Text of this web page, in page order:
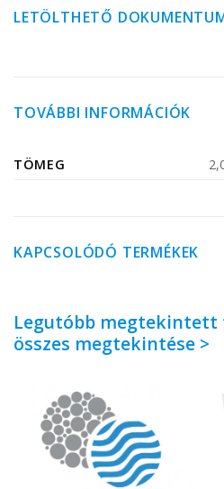
LETÖLTHETŐ
TOVÁBBI INFORMÁCIÓK
TÖMEG
KAPCSOLÓDÓ TERMÉKEK
Legutóbb megtekintett
összes megtekintése >